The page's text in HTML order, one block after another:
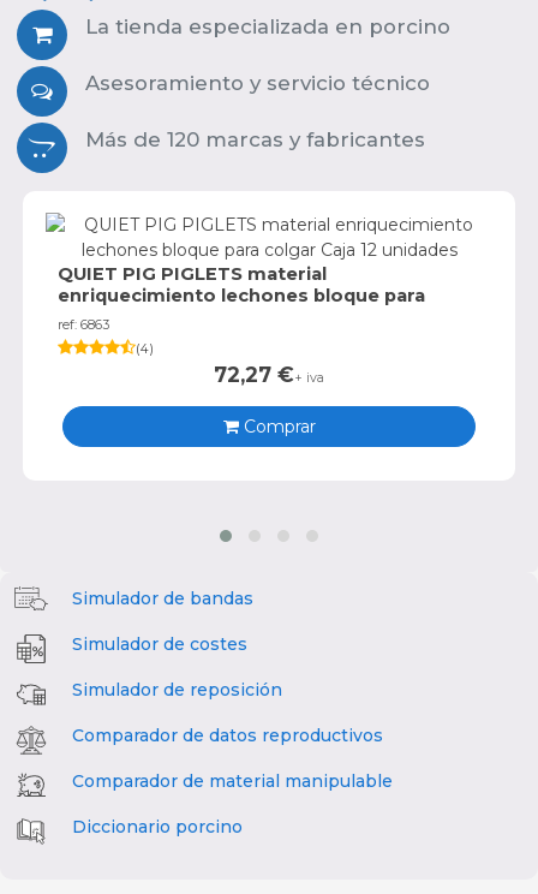
La tienda especializada en porcino
Asesoramiento y servicio técnico
Más de 120 marcas y fabricantes
QUIET PIG PIGLETS material
enriquecimiento lechones bloque para
colgar Caja 12 unidades
ref: 6863
(4)
72,27 €+ iva
Comprar
Simulador de bandas
Simulador de costes
Simulador de reposición
Comparador de datos reproductivos
Comparador de material manipulable
Diccionario porcino